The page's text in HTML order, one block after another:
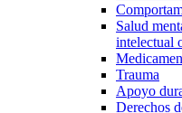
Salud
intelectual
Trauma
Apoyo
Derechos